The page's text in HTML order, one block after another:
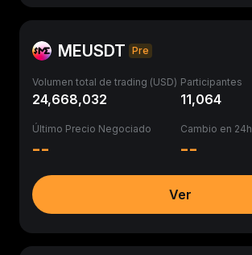
MEUSDT Pre
Volumen total de trading (USD)
24,668,032
Participantes
11,064
Último Precio Negociado
--
Cambio en 24h
--
Ver